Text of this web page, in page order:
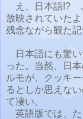
え、日本語!?
放映されていた
残念ながら観た記
日本語にも驚い
った。当然、日
ルモが、クッキ
るとしか思えな
て凄い。
英語版では、た